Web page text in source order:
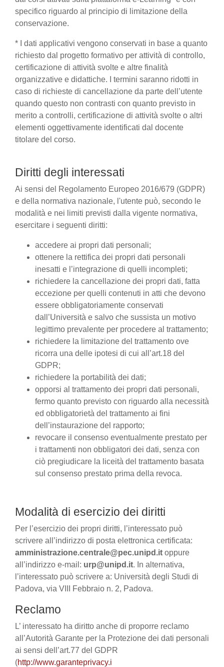
specifico riguardo al principio di limitazione della
conservazione.
* I dati applicativi vengono conservati in base a quanto
richiesto dal progetto formativo per attività di controllo,
certificazione di attività svolte e altre finalità
organizzative e didattiche. I termini saranno ridotti in
caso di richieste di cancellazione da parte dell’utente
quando questo non contrasti con quanto previsto in
merito a controlli, certificazione di attività svolte o altri
elementi oggettivamente identificati dal docente
titolare del corso.
Diritti degli interessati
Ai sensi del Regolamento Europeo 2016/679 (GDPR)
e della normativa nazionale, l'utente può, secondo le
modalità e nei limiti previsti dalla vigente normativa,
esercitare i seguenti diritti:
accedere ai propri dati personali;
ottenere la rettifica dei propri dati personali
inesatti e l’integrazione di quelli incompleti;
richiedere la cancellazione dei propri dati, fatta
eccezione per quelli contenuti in atti che devono
essere obbligatoriamente conservati
dall’Università e salvo che sussista un motivo
legittimo prevalente per procedere al trattamento;
richiedere la limitazione del trattamento ove
ricorra una delle ipotesi di cui all’art.18 del
GDPR;
richiedere la portabilità dei dati;
opporsi al trattamento dei propri dati personali,
fermo quanto previsto con riguardo alla necessità
ed obbligatorietà del trattamento ai fini
dell’instaurazione del rapporto;
revocare il consenso eventualmente prestato per
i trattamenti non obbligatori dei dati, senza con
ciò pregiudicare la liceità del trattamento basata
sul consenso prestato prima della revoca.
Modalità di esercizio dei diritti
Per l’esercizio dei propri diritti, l’interessato può
scrivere all’indirizzo di posta elettronica certificata:
amministrazione.centrale@pec.unipd.it oppure
all’indirizzo e-mail: urp@unipd.it. In alternativa,
l’interessato può scrivere a: Università degli Studi di
Padova, via VIII Febbraio n. 2, Padova.
Reclamo
L’ interessato ha diritto anche di proporre reclamo
all’Autorità Garante per la Protezione dei dati personali
ai sensi dell’art.77 del GDPR
(http://www.garanteprivacy.i